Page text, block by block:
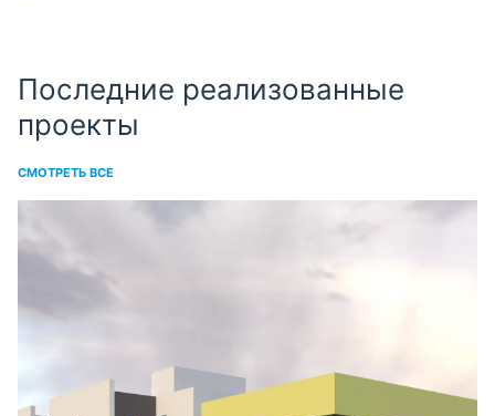
Последние реализованные
проекты
СМОТРЕТЬ ВСЕ